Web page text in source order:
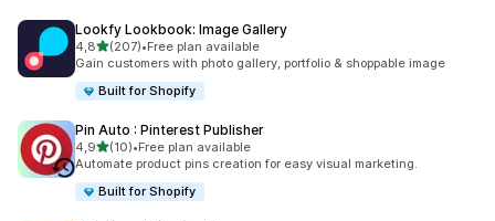
Lookfy Lookbook: Image Gallery
4,8de 5 estrelas
(207)
207 total de avaliações
•Free plan available
Gain customers with photo gallery, portfolio & shoppable image
Built for Shopify
Pin Auto : Pinterest Publisher
4,9de 5 estrelas
(10)
10 total de avaliações
•Free plan available
Automate product pins creation for easy visual marketing.
Built for Shopify